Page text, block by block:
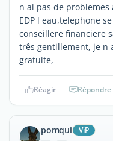
n ai pas de
EDP l eau,telephone
conseillere financiere
três gentillement, je n
gratuite,
Réagir Répondre
pomqui ViP